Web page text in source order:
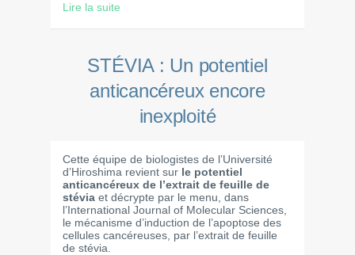
Lire la suite
STÉVIA : Un potentiel
anticancéreux encore
inexploité
Cette équipe de biologistes de l’Université
d’Hiroshima revient sur le potentiel
anticancéreux de l’extrait de feuille de
stévia et décrypte par le menu, dans
l’International Journal of Molecular Sciences,
le mécanisme d’induction de l’apoptose des
cellules cancéreuses, par l’extrait de feuille
de stévia.